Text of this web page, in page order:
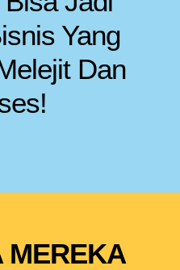
Yang
Dan
MEREKA